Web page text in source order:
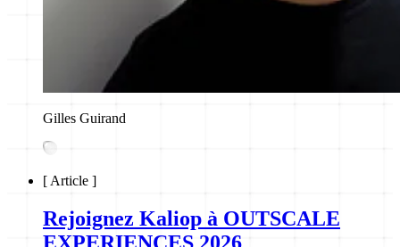
Gilles Guirand
[Article ]
Rejoignez Kaliop à OUTSCALE